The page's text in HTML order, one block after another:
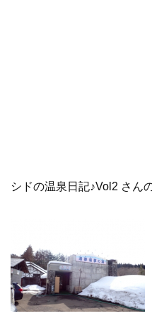
シドの温泉日記♪Vol2 さん